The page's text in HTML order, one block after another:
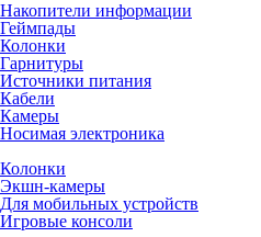
Накопители информации
Геймпады
Колонки
Гарнитуры
Источники питания
Кабели
Камеры
Носимая электроника
Колонки
Экшн-камеры
Для мобильных устройств
Игровые консоли